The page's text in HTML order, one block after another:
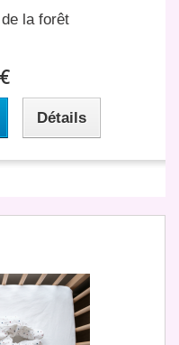
la forêt
Détails